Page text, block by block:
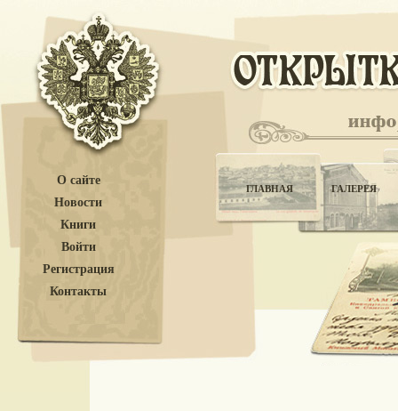
О сайте
Новости
Книги
Войти
Регистрация
Контакты
ГЛАВНАЯ ГАЛЕРЕЯ